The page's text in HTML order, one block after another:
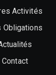
Activités
Obligations
Contact